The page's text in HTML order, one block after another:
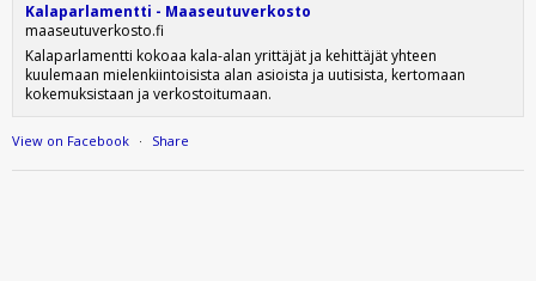
Kalaparlamentti - Maaseutuverkosto
maaseutuverkosto.fi
Kalaparlamentti kokoaa kala-alan yrittäjät ja kehittäjät yhteen
kuulemaan mielenkiintoisista alan asioista ja uutisista, kertomaan
kokemuksistaan ja verkostoitumaan.
View on Facebook · Share